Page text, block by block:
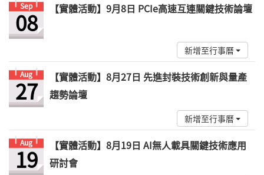
Sep
08 【實體活動】9月8日 PCIe高速互連關鍵技術論壇
新增至行事曆
Aug
27
【實體活動】8月27日 先進封裝技術創新與量產
趨勢論壇
新增至行事曆
Aug
19
【實體活動】8月19日 AI無人載具關鍵技術應用
研討會